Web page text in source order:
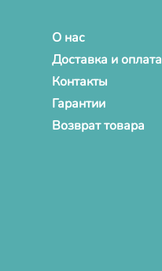
О нас
Доставка и оплата
Контакты
Гарантии
Возврат товара